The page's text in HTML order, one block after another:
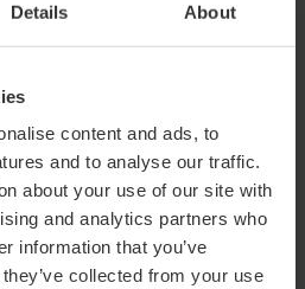
Details About
content and ads, to
and to analyse our traffic.
about your use of our site with
and analytics partners who
information that you’ve
collected from your use